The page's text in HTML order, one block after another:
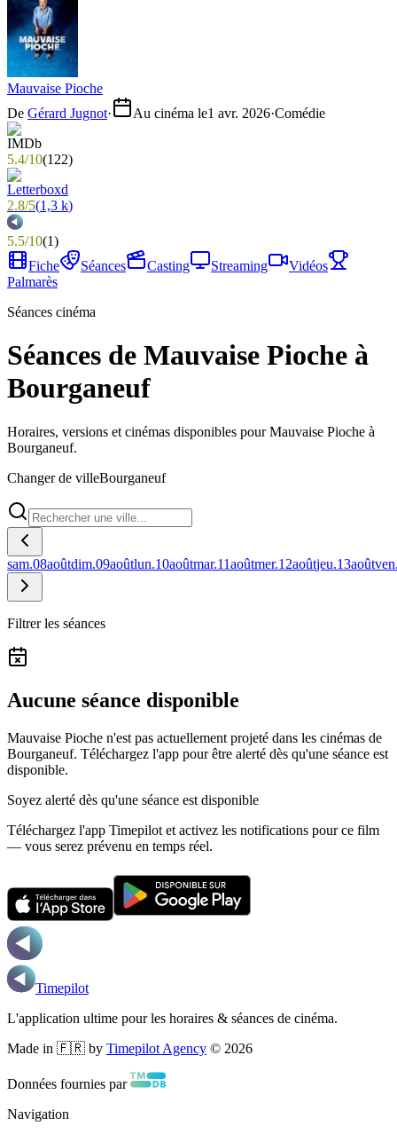
Mauvaise Pioche
De Gérard Jugnot· Au cinéma le1 avr. 2026·Comédie
5.4/10(122)
2.8/5(1,3 k)
5.5/10(1)
Fiche
Séances Casting Streaming
Vidéos
Palmarès
Séances cinéma
Séances de Mauvaise Pioche à
Bourganeuf
Horaires, versions et cinémas disponibles pour Mauvaise Pioche à
Bourganeuf.
Changer de villeBourganeuf
sam.08aoûtdim.09aoûtlun.10aoûtmar.11aoûtmer.12aoûtjeu.13août
Filtrer les séances
Aucune séance disponible
Mauvaise Pioche n'est pas actuellement projeté dans les cinémas de
Bourganeuf. Téléchargez l'app pour être alerté dès qu'une séance est
disponible.
Soyez alerté dès qu'une séance est disponible
Téléchargez l'app Timepilot et activez les notifications pour ce film
— vous serez prévenu en temps réel.
Timepilot
L'application ultime pour les horaires & séances de cinéma.
Made in 🇫🇷 by Timepilot Agency © 2026
Données fournies par
Navigation